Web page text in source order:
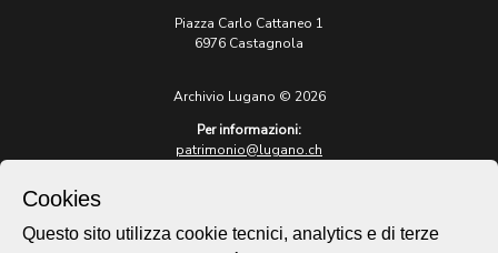
Piazza Carlo Cattaneo 1
6976 Castagnola
Archivio Lugano © 2026
Per informazioni:
patrimonio@lugano.ch
lugano.ch
Cookies
Questo sito utilizza cookie tecnici, analytics e di terze